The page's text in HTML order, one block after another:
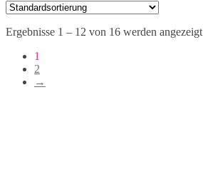
Ergebnisse 1 – 12 von 16 werden angezeigt
1
2
→